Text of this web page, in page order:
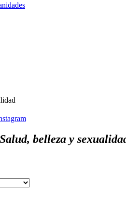
Salud, belleza y